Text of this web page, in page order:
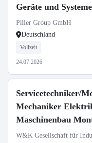
Geräte und Systeme
Piller Group GmbH
Deutschland
Vollzeit
24.07.2026
Servicetechniker/
Mechaniker
Maschinenbau
Medizintechnik (m/
W&K Gesellschaft für